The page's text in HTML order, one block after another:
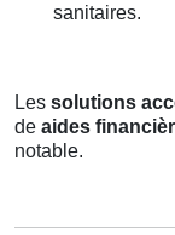
sanitaires.
Les solutions
de aides
notable.